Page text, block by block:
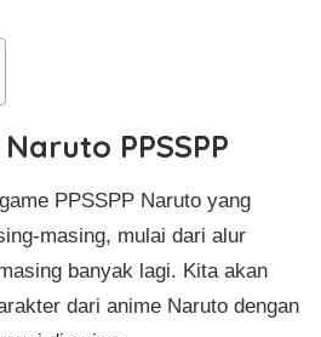
PPSSPP
PPSSPP Naruto yang
masing, mulai dari alur
banyak lagi. Kita akan
dari anime Naruto dengan